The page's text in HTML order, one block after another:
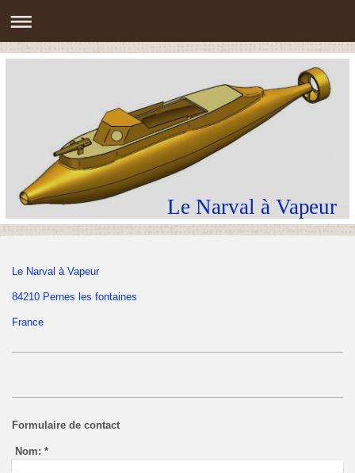
Le Narval à Vapeur
Le Narval à Vapeur
84210 Pernes les fontaines
France
Formulaire de contact
Nom: *